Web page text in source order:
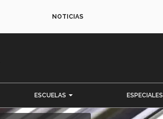
NOTICIAS
ESCUELAS ESPECIALES